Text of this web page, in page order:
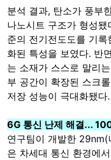
분석 결과, 탄소가 풍부
나노시트 구조가 형성
준의 전기전도도를 기
화된 특성을 보였다. 반
는 소재가 스스로 말리
부 공간이 확장된 스크
저장 성능이 극대화됐다.
6G 통신 난제 해결...
연구팀이 개발한
은 차세대 통신 환경에